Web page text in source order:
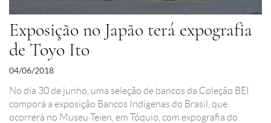
Exposição no Japão terá expografia
de Toyo Ito
04/06/2018
No dia 30 de junho, uma seleção de bancos da Coleção BEI
comporá a exposição Bancos Indígenas do Brasil, que
ocorrerá no Museu Teien, em Tóquio, com expografia do